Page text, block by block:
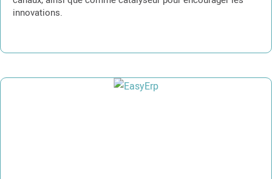
innovations.